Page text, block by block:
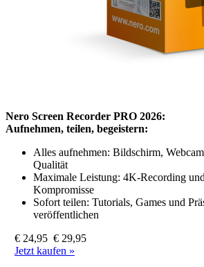
Nero Screen Recorder PRO 2026:
Aufnehmen, teilen, begeistern:
Alles aufnehmen: Bildschirm,
Qualität
Maximale Leistung: 4K-Recording
Kompromisse
Sofort teilen: Tutorials, Games und
veröffentlichen
€ 24,95 € 29,95
Jetzt kaufen »